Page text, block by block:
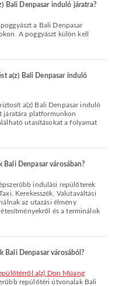
Bali Denpasar induló járatra?
A poggyászt külön kell
a(z) Bali Denpasar induló
járatára platformunkon
utasításokat a folyamat
Denpasar városában?
indulási repülőterek
Kerekesszék, Valutaváltási
az utazási élmény
és a terminálok
Bali Denpasar városából?
repülőtéri útvonalak Bali